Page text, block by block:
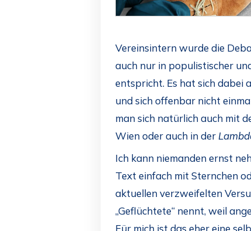
Vereinsintern wurde die
auch nur in populistischer
entspricht. Es hat sich dabei
und sich offenbar nicht
man sich natürlich auch mit
Wien oder auch in der
Ich kann niemanden ernst
Text einfach mit Sternchen
aktuellen verzweifelten
„Geflüchtete“ nennt, weil